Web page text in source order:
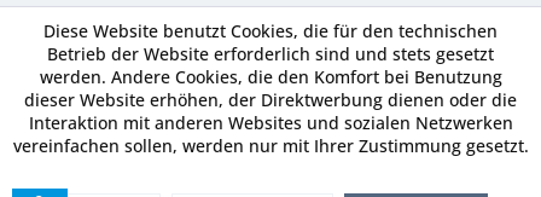
Diese Website benutzt Cookies, die für den technischen
Betrieb der Website erforderlich sind und stets gesetzt
werden. Andere Cookies, die den Komfort bei Benutzung
dieser Website erhöhen, der Direktwerbung dienen oder die
Interaktion mit anderen Websites und sozialen Netzwerken
vereinfachen sollen, werden nur mit Ihrer Zustimmung gesetzt.